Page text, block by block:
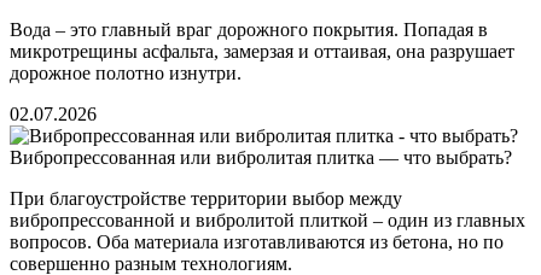
Вода – это главный враг дорожного покрытия. Попадая в
микротрещины асфальта, замерзая и оттаивая, она разрушает
дорожное полотно изнутри.
02.07.2026
Вибропрессованная или вибролитая плитка — что выбрать?
При благоустройстве территории выбор между
вибропрессованной и вибролитой плиткой – один из главных
вопросов. Оба материала изготавливаются из бетона, но по
совершенно разным технологиям.